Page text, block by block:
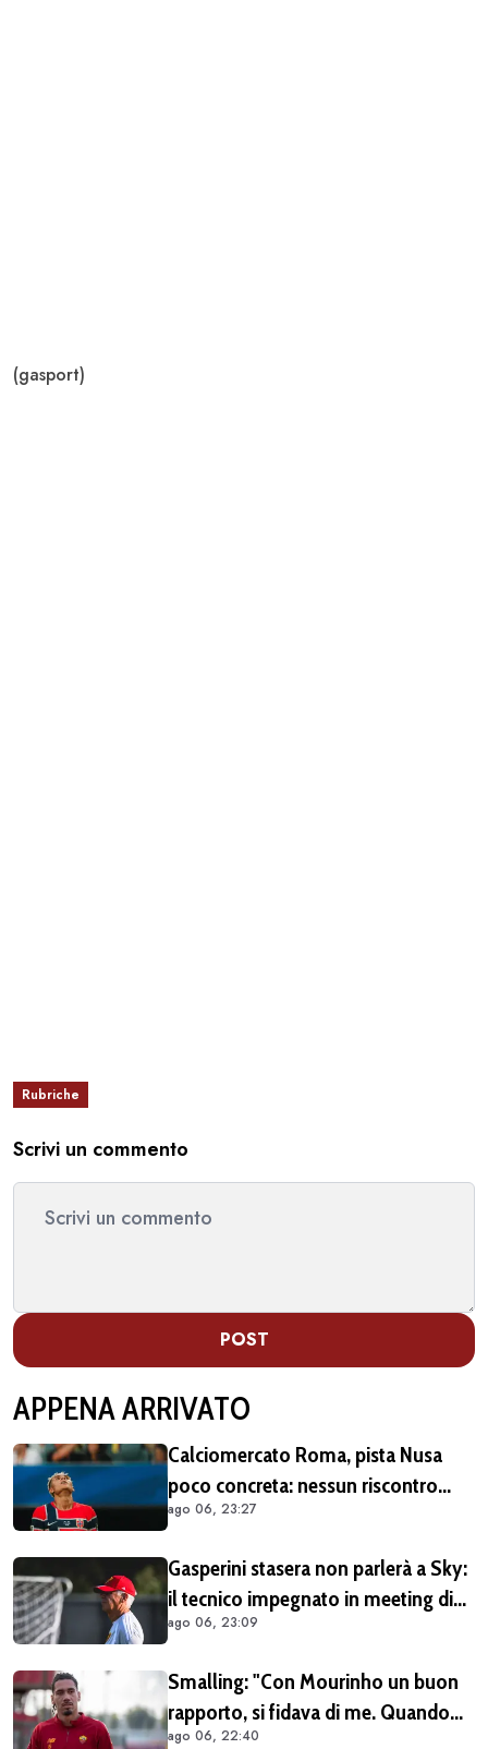
(gasport)
Rubriche
Scrivi un commento
POST
APPENA ARRIVATO
Calciomercato Roma, pista Nusa
poco concreta: nessun riscontro
positivo dal calciatore né dal Lipsia
ago 06, 23:27
Gasperini stasera non parlerà a Sky:
il tecnico impegnato in meeting di
mercato
ago 06, 23:09
Smalling: "Con Mourinho un buon
rapporto, si fidava di me. Quando
mi criticò? Mi aveva dato la
ago 06, 22:40